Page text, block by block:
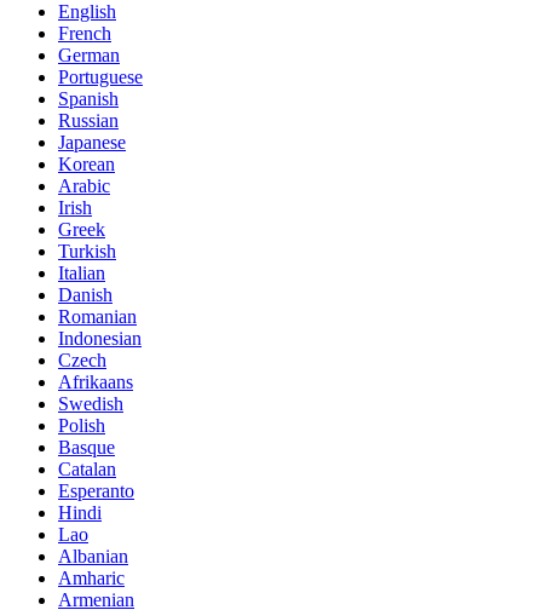
English
French
German
Portuguese
Spanish
Russian
Japanese
Korean
Arabic
Irish
Greek
Turkish
Italian
Danish
Romanian
Indonesian
Czech
Afrikaans
Swedish
Polish
Basque
Catalan
Esperanto
Hindi
Lao
Albanian
Amharic
Armenian